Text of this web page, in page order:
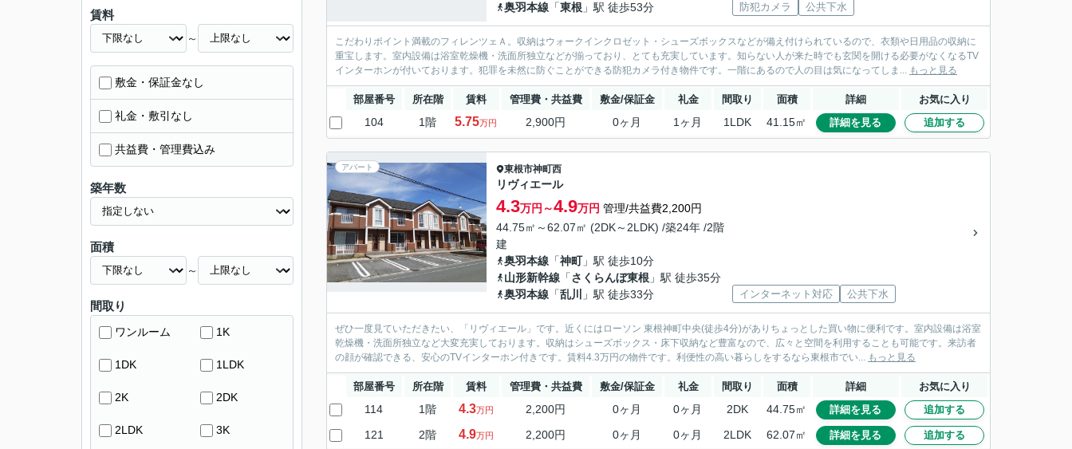
奥羽本線 「東根 」駅 徒歩53分
防犯カメラ
公共下水
こだわりポイント満載のフィレンツェＡ。収納はウォークインクロゼット・シューズボックスなどが備え付けられているので、衣類や日用品の収納に
重宝します。室内設備は浴室乾燥機・洗面所独立などが揃っており、とても充実しています。知らない人が来た時でも玄関を開ける必要がなくなるTV
インターホンが付いております。犯罪を未然に防ぐことができる防犯カメラ付き物件です。一階にあるので人の目は気になってしま... もっと見る
部屋番号 所在階 賃料 管理費・共益費 敷金/保証金 礼金 間取り 面積 詳細 お気に入り
104 1階 5.75万円 2,900円 0ヶ月 1ヶ月 1LDK 41.15㎡ 詳細を見る 追加する
アパート 東根市神町西
リヴィエール
4.3万円～4.9万円 管理/共益費2,200円
44.75㎡～62.07㎡ (2DK～2LDK) /築24年 /2階
建
奥羽本線 「神町」駅 徒歩10分
山形新幹線 「さくらんぼ東根 」駅 徒歩35分
奥羽本線 「乱川 」駅 徒歩33分 インターネット対応 公共下水
ぜひ一度見ていただきたい、「リヴィエール」です。近くにはローソン 東根神町中央(徒歩4分)がありちょっとした買い物に便利です。室内設備は浴室
乾燥機・洗面所独立など大変充実しております。収納はシューズボックス・床下収納など豊富なので、広々と空間を利用することも可能です。来訪者
の顔が確認できる、安心のTVインターホン付きです。賃料4.3万円の物件です。利便性の高い暮らしをするなら東根市でい... もっと見る
部屋番号 所在階 賃料 管理費・共益費 敷金/保証金 礼金 間取り 面積 詳細 お気に入り
114 1階 4.3万円 2,200円 0ヶ月 0ヶ月 2DK 44.75㎡ 詳細を見る 追加する
121 2階 4.9万円 2,200円 0ヶ月 0ヶ月 2LDK 62.07㎡ 詳細を見る 追加する
賃料
～
敷金・保証金なし
礼金・敷引なし
共益費・管理費込み
築年数
面積
～
間取り
ワンルーム 1K
1DK 1LDK
2K 2DK
2LDK 3K